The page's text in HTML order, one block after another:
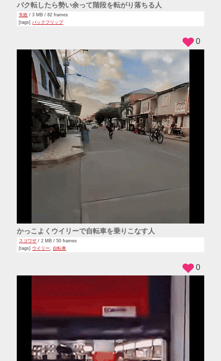
バク転したら勢い余って階段を転がり落ちる人
失敗 / 3 MB / 82 frames
[tags] バックフリップ
かっこよくウイリーで自転車を乗りこなす人
スゴワザ / 2 MB / 50 frames
[tags] ウイリー 自転車
0
0